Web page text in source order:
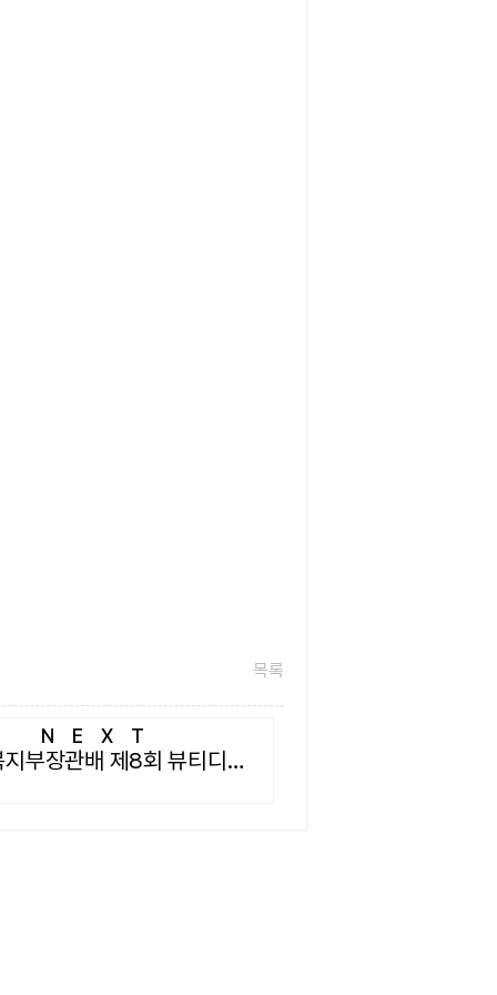
목록
NEXT
보건복지부장관배 제8회 뷰티디자인경진대회